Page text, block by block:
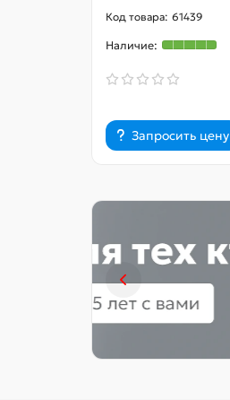
61439
Запросить цену